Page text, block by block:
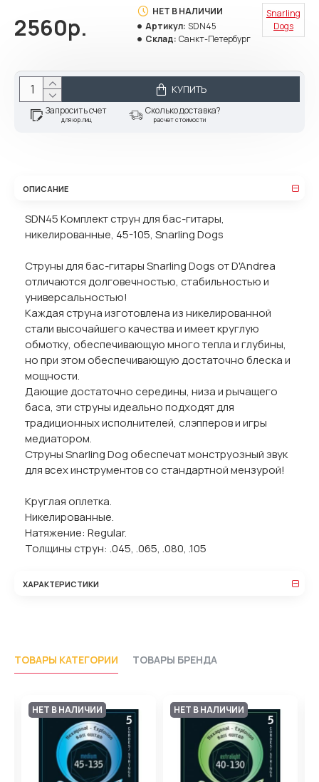
2560р.
НЕТ В НАЛИЧИИ
Артикул: SDN45
Склад: Санкт-Петербург
Snarling
Dogs
КУПИТЬ
Запросить счет
для юр.лиц
Сколько доставка?
расчет стоимости
ОПИСАНИЕ
SDN45 Комплект струн для бас-гитары,
никелированные, 45-105, Snarling Dogs
Струны для бас-гитары Snarling Dogs от D'Andrea
отличаются долговечностью, стабильностью и
универсальностью!
Каждая струна изготовлена из никелированной
стали высочайшего качества и имеет круглую
обмотку, обеспечивающую много тепла и глубины,
но при этом обеспечивающую достаточно блеска и
мощности.
Дающие достаточно середины, низа и рычащего
баса, эти струны идеально подходят для
традиционных исполнителей, слэпперов и игры
медиатором.
Струны Snarling Dog обеспечат монструозный звук
для всех инструментов со стандартной мензурой!
Круглая оплетка.
Никелированные.
Натяжение: Regular.
Толщины струн: .045, .065, .080, .105
ХАРАКТЕРИСТИКИ
ТОВАРЫ КАТЕГОРИИ ТОВАРЫ БРЕНДА
НЕТ В НАЛИЧИИ НЕТ В НАЛИЧИИ